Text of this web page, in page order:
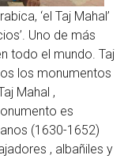
‘el Taj Mahal’
Uno de más
todo el mundo. Taj
los monumentos
Mahal ,
es
(1630-1652)
, albañiles y